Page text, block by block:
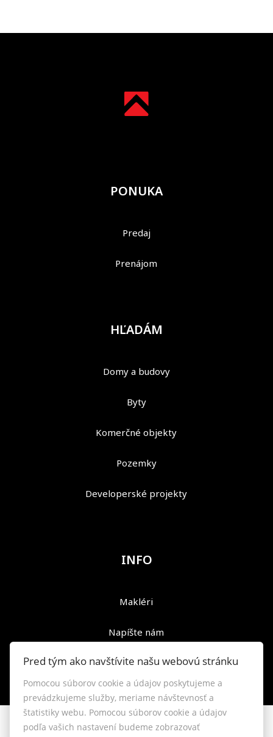
PONUKA
Predaj
Prenájom
HĽADÁM
Domy a budovy
Byty
Komerčné objekty
Pozemky
Developerské projekty
INFO
Makléri
Napíšte nám
Kontakt
Reklamačný poriadok
© 2026 - TIMA Real, s.r.o.
Pred tým ako navštívite našu webovú stránku
Pomocou súborov cookie a údajov poskytujeme a
prevádzkujeme služby, meriame návštevnosť a
štatistiky webu. Pomocou súborov cookie a údajov
podľa vašich nastavení budeme zobrazovať